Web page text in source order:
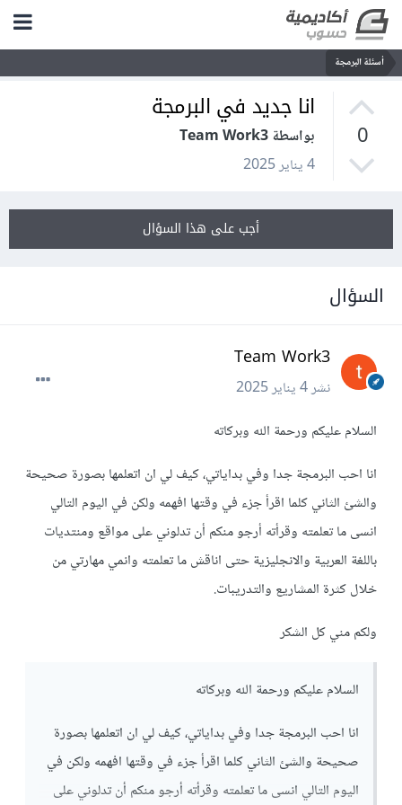
أسئلة البرمجة
0
انا جديد في البرمجة
بواسطة Team Work3
4 يناير 2025
أجب على هذا السؤال
السؤال
Team Work3
نشر4 يناير 2025
السلام عليكم ورحمة الله وبركاته
انا احب البرمجة جدا وفي بداياتي، كيف لي ان اتعلمها بصورة صحيحة
والشئ الثاني كلما اقرأ جزء في وقتها افهمه ولكن في اليوم التالي
انسى ما تعلمته وقرأته أرجو منكم أن تدلوني على مواقع ومنتديات
باللغة العربية والانجليزية حتى اناقش ما تعلمته وانمي مهارتي من
خلال كثرة المشاريع والتدريبات.
ولكم مني كل الشكر
السلام عليكم ورحمة الله وبركاته
انا احب البرمجة جدا وفي بداياتي، كيف لي ان اتعلمها بصورة
صحيحة والشئ الثاني كلما اقرأ جزء في وقتها افهمه ولكن في
اليوم التالي انسى ما تعلمته وقرأته أرجو منكم أن تدلوني على